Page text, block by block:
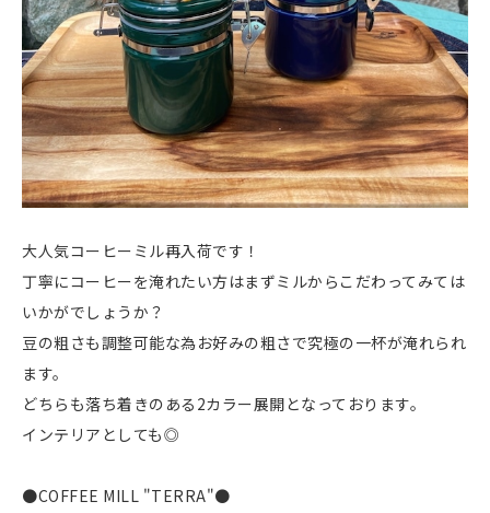
大人気コーヒーミル再入荷です！
丁寧にコーヒーを淹れたい方はまずミルからこだわってみては
いかがでしょうか？
豆の粗さも調整可能な為お好みの粗さで究極の一杯が淹れられ
ます。
どちらも落ち着きのある2カラー展開となっております。
インテリアとしても◎
●COFFEE MILL "TERRA"●